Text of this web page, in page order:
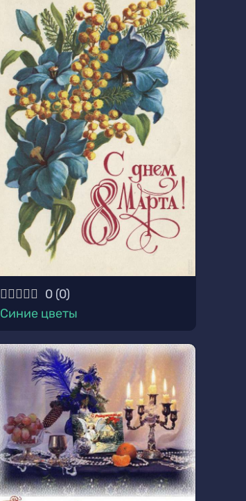
0 (0)
Синие цветы